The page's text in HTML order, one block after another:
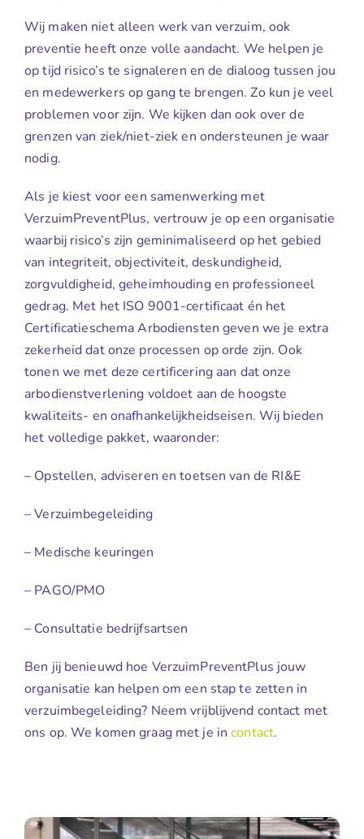
Wij maken niet alleen werk van verzuim, ook
preventie heeft onze volle aandacht. We helpen je
op tijd risico’s te signaleren en de dialoog tussen jou
en medewerkers op gang te brengen. Zo kun je veel
problemen voor zijn. We kijken dan ook over de
grenzen van ziek/niet-ziek en ondersteunen je waar
nodig.
Als je kiest voor een samenwerking met
VerzuimPreventPlus, vertrouw je op een organisatie
waarbij risico’s zijn geminimaliseerd op het gebied
van integriteit, objectiviteit, deskundigheid,
zorgvuldigheid, geheimhouding en professioneel
gedrag. Met het ISO 9001-certificaat én het
Certificatieschema Arbodiensten geven we je extra
zekerheid dat onze processen op orde zijn. Ook
tonen we met deze certificering aan dat onze
arbodienstverlening voldoet aan de hoogste
kwaliteits- en onafhankelijkheidseisen. Wij bieden
het volledige pakket, waaronder:
– Opstellen, adviseren en toetsen van de RI&E
– Verzuimbegeleiding
– Medische keuringen
– PAGO/PMO
– Consultatie bedrijfsartsen
Ben jij benieuwd hoe VerzuimPreventPlus jouw
organisatie kan helpen om een stap te zetten in
verzuimbegeleiding? Neem vrijblijvend contact met
ons op. We komen graag met je incontact.